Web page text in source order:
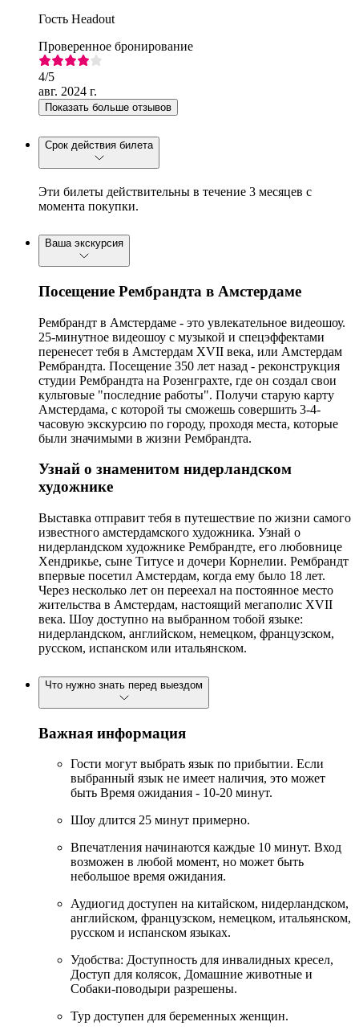
Гость Headout
Проверенное бронирование
4/5
авг. 2024 г.
Показать больше отзывов
Срок действия билета
Эти билеты действительны в течение 3 месяцев с
момента покупки.
Ваша экскурсия
Посещение Рембрандта в Амстердаме
Рембрандт в Амстердаме - это увлекательное видеошоу.
25-минутное видеошоу с музыкой и спецэффектами
перенесет тебя в Амстердам XVII века, или Амстердам
Рембрандта. Посещение 350 лет назад - реконструкция
студии Рембрандта на Розенграхте, где он создал свои
культовые "последние работы". Получи старую карту
Амстердама, с которой ты сможешь совершить 3-4-
часовую экскурсию по городу, проходя места, которые
были значимыми в жизни Рембрандта.
Узнай о знаменитом нидерландском
художнике
Выставка отправит тебя в путешествие по жизни самого
известного амстердамского художника. Узнай о
нидерландском художнике Рембрандте, его любовнице
Хендрикье, сыне Титусе и дочери Корнелии. Рембрандт
впервые посетил Амстердам, когда ему было 18 лет.
Через несколько лет он переехал на постоянное место
жительства в Амстердам, настоящий мегаполис XVII
века. Шоу доступно на выбранном тобой языке:
нидерландском, английском, немецком, французском,
русском, испанском или итальянском.
Что нужно знать перед выездом
Важная информация
Гости могут выбрать язык по прибытии. Если
выбранный язык не имеет наличия, это может
быть Время ожидания - 10-20 минут.
Шоу длится 25 минут примерно.
Впечатления начинаются каждые 10 минут. Вход
возможен в любой момент, но может быть
небольшое время ожидания.
Аудиогид доступен на китайском, нидерландском,
английском, французском, немецком, итальянском,
русском и испанском языках.
Удобства: Доступность для инвалидных кресел,
Доступ для колясок, Домашние животные и
Собаки-поводыри разрешены.
Тур доступен для беременных женщин.